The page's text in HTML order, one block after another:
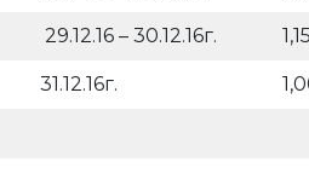
29.12.16 – 30.12.16г. 1,15
31.12.16г.